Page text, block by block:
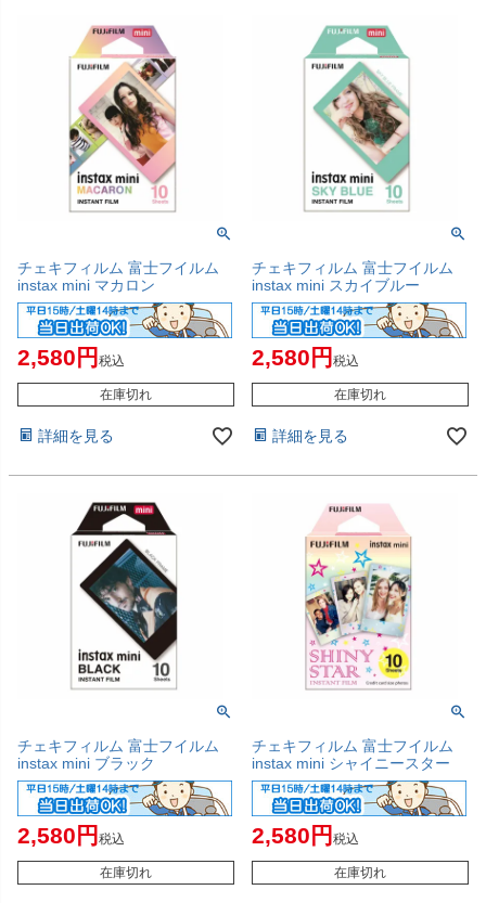
チェキフィルム 富士フイルム
instax mini マカロン
2,580 税込
在庫切れ
詳細を見る
チェキフィルム 富士フイルム
instax mini スカイブルー
2,580 税込
在庫切れ
詳細を見る
チェキフィルム 富士フイルム
instax mini ブラック
2,580 税込
在庫切れ
チェキフィルム 富士フイルム
instax mini シャイニースター
2,580 税込
在庫切れ